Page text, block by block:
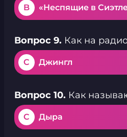
B «Неспящие в
Вопрос 9. Как на
C Джингл
Вопрос 10. Как
C Дыра